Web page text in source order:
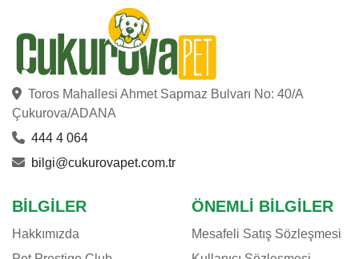
Toros Mahallesi Ahmet Sapmaz Bulvarı No: 40/A
Çukurova/ADANA
444 4 064
bilgi@cukurovapet.com.tr
BILGILER
Hakkımızda
ÖNEMLI BILGILER
Mesafeli Satış Sözleşmesi